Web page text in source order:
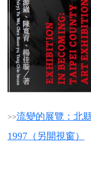
>>流變的展覽：北
1997（另開視窗）